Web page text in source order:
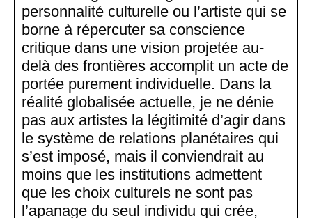
personnalité culturelle ou l’artiste qui se
borne à répercuter sa conscience
critique dans une vision projetée au-
delà des frontières accomplit un acte de
portée purement individuelle. Dans la
réalité globalisée actuelle, je ne dénie
pas aux artistes la légitimité d’agir dans
le système de relations planétaires qui
s’est imposé, mais il conviendrait au
moins que les institutions admettent
que les choix culturels ne sont pas
l’apanage du seul individu qui crée,